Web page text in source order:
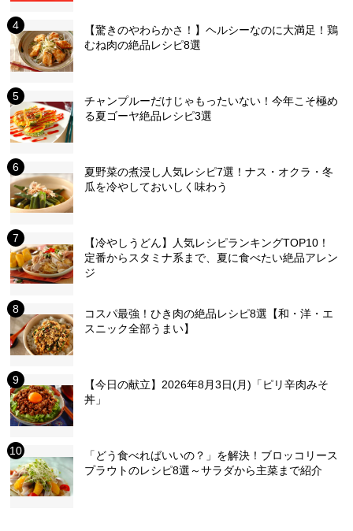
【驚きのやわらかさ！】ヘルシーなのに大満足！鶏
むね肉の絶品レシピ8選
チャンプルーだけじゃもったいない！今年こそ極め
る夏ゴーヤ絶品レシピ3選
夏野菜の煮浸し人気レシピ7選！ナス・オクラ・冬
瓜を冷やしておいしく味わう
【冷やしうどん】人気レシピランキングTOP10！
定番からスタミナ系まで、夏に食べたい絶品アレン
ジ
コスパ最強！ひき肉の絶品レシピ8選【和・洋・エ
スニック全部うまい】
【今日の献立】2026年8月3日(月)「ピリ辛肉みそ
丼」
「どう食べればいいの？」を解決！ブロッコリース
プラウトのレシピ8選～サラダから主菜まで紹介